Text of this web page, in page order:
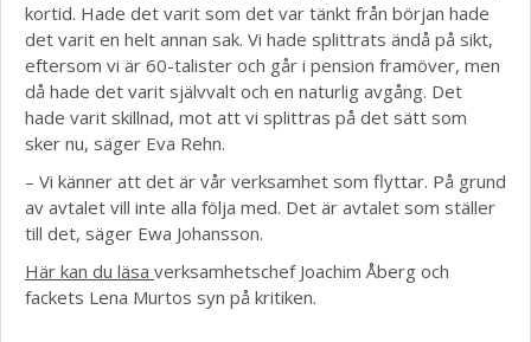
kortid. Hade det varit som det var tänkt från början hade
det varit en helt annan sak. Vi hade splittrats ändå på sikt,
eftersom vi är 60-talister och går i pension framöver, men
då hade det varit självvalt och en naturlig avgång. Det
hade varit skillnad, mot att vi splittras på det sätt som
sker nu, säger Eva Rehn.
– Vi känner att det är vår verksamhet som flyttar. På grund
av avtalet vill inte alla följa med. Det är avtalet som ställer
till det, säger Ewa Johansson.
Här kan du läsa verksamhetschef Joachim Åberg och
fackets Lena Murtos syn på kritiken.